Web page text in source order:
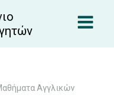
Αγγλικών